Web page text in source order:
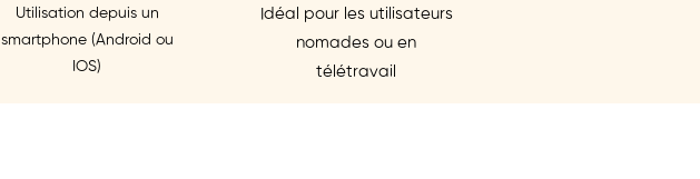
Utilisation depuis un
smartphone (Android ou
IOS)
Idéal pour les utilisateurs
nomades ou en
télétravail